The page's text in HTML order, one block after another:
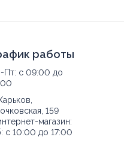
работы
Пт: с 09:00 до
159
магазин:
с 10:00 до 17:00